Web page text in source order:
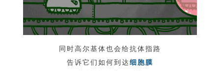
同时高尔基体也会给抗体指路
告诉它们如何到达细胞膜